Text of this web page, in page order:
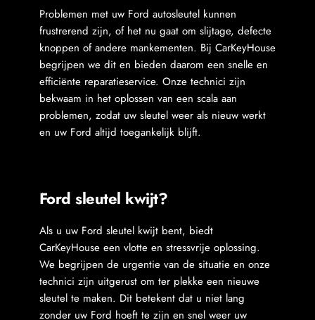
Problemen met uw Ford autosleutel kunnen
frustrerend zijn, of het nu gaat om slijtage, defecte
knoppen of andere mankementen. Bij CarKeyHouse
begrijpen we dit en bieden daarom een snelle en
efficiënte reparatieservice. Onze technici zijn
bekwaam in het oplossen van een scala aan
problemen, zodat uw sleutel weer als nieuw werkt
en uw Ford altijd toegankelijk blijft.
Ford sleutel kwijt?
Als u uw Ford sleutel kwijt bent, biedt
CarKeyHouse een vlotte en stressvrije oplossing.
We begrijpen de urgentie van de situatie en onze
technici zijn uitgerust om ter plekke een nieuwe
sleutel te maken. Dit betekent dat u niet lang
zonder uw Ford hoeft te zijn en snel weer uw